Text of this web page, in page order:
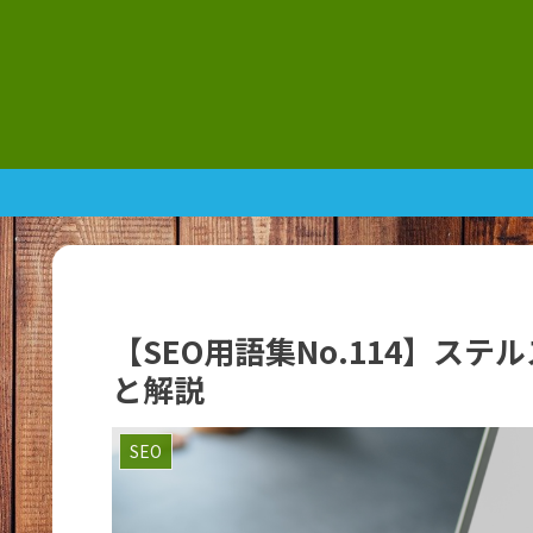
【SEO用語集No.114】ステ
と解説
SEO